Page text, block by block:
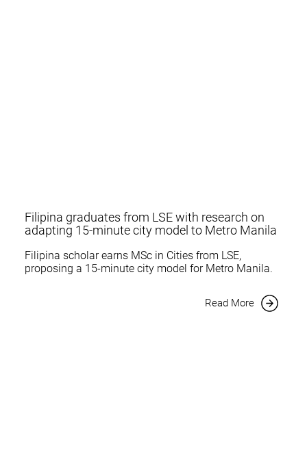
Filipina graduates from LSE with research on
adapting 15-minute city model to Metro Manila
Filipina scholar earns MSc in Cities from LSE,
proposing a 15-minute city model for Metro Manila.
Read More